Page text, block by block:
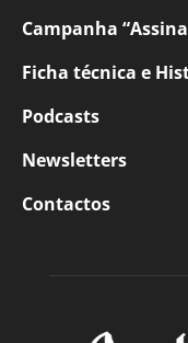
Campanha
Ficha técnica e
Podcasts
Newsletters
Contactos